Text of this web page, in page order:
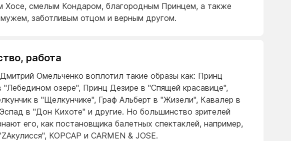
Хосе, смелым Кондаром, благородным Принцем, а также
заботливым отцом и верным другом.
работа
Омельченко воплотил такие образы как: Принц
"Лебедином озере", Принц Дезире в "Спящей красавице",
в "Щелкунчике", Граф Альберт в "Жизели", Кавалер в
в "Дон Кихоте" и другие. Но большинство зрителей
его, как постановщика балетных спектаклей, например,
КОРСАР и CARMEN & JOSE.